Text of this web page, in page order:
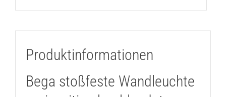
Produktinformationen
Bega stoßfeste Wandleuchte